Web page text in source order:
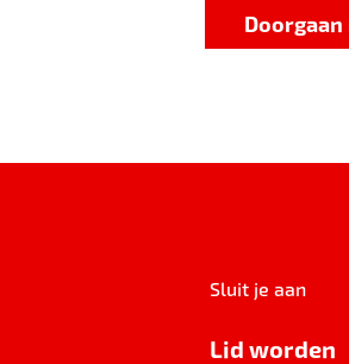
Doorgaan
Sluit je aan
Lid worden